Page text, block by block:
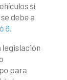
sí
debe a
6.
para